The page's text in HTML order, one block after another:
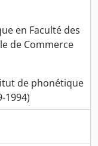
en Faculté des
de Commerce
de phonétique
1994)